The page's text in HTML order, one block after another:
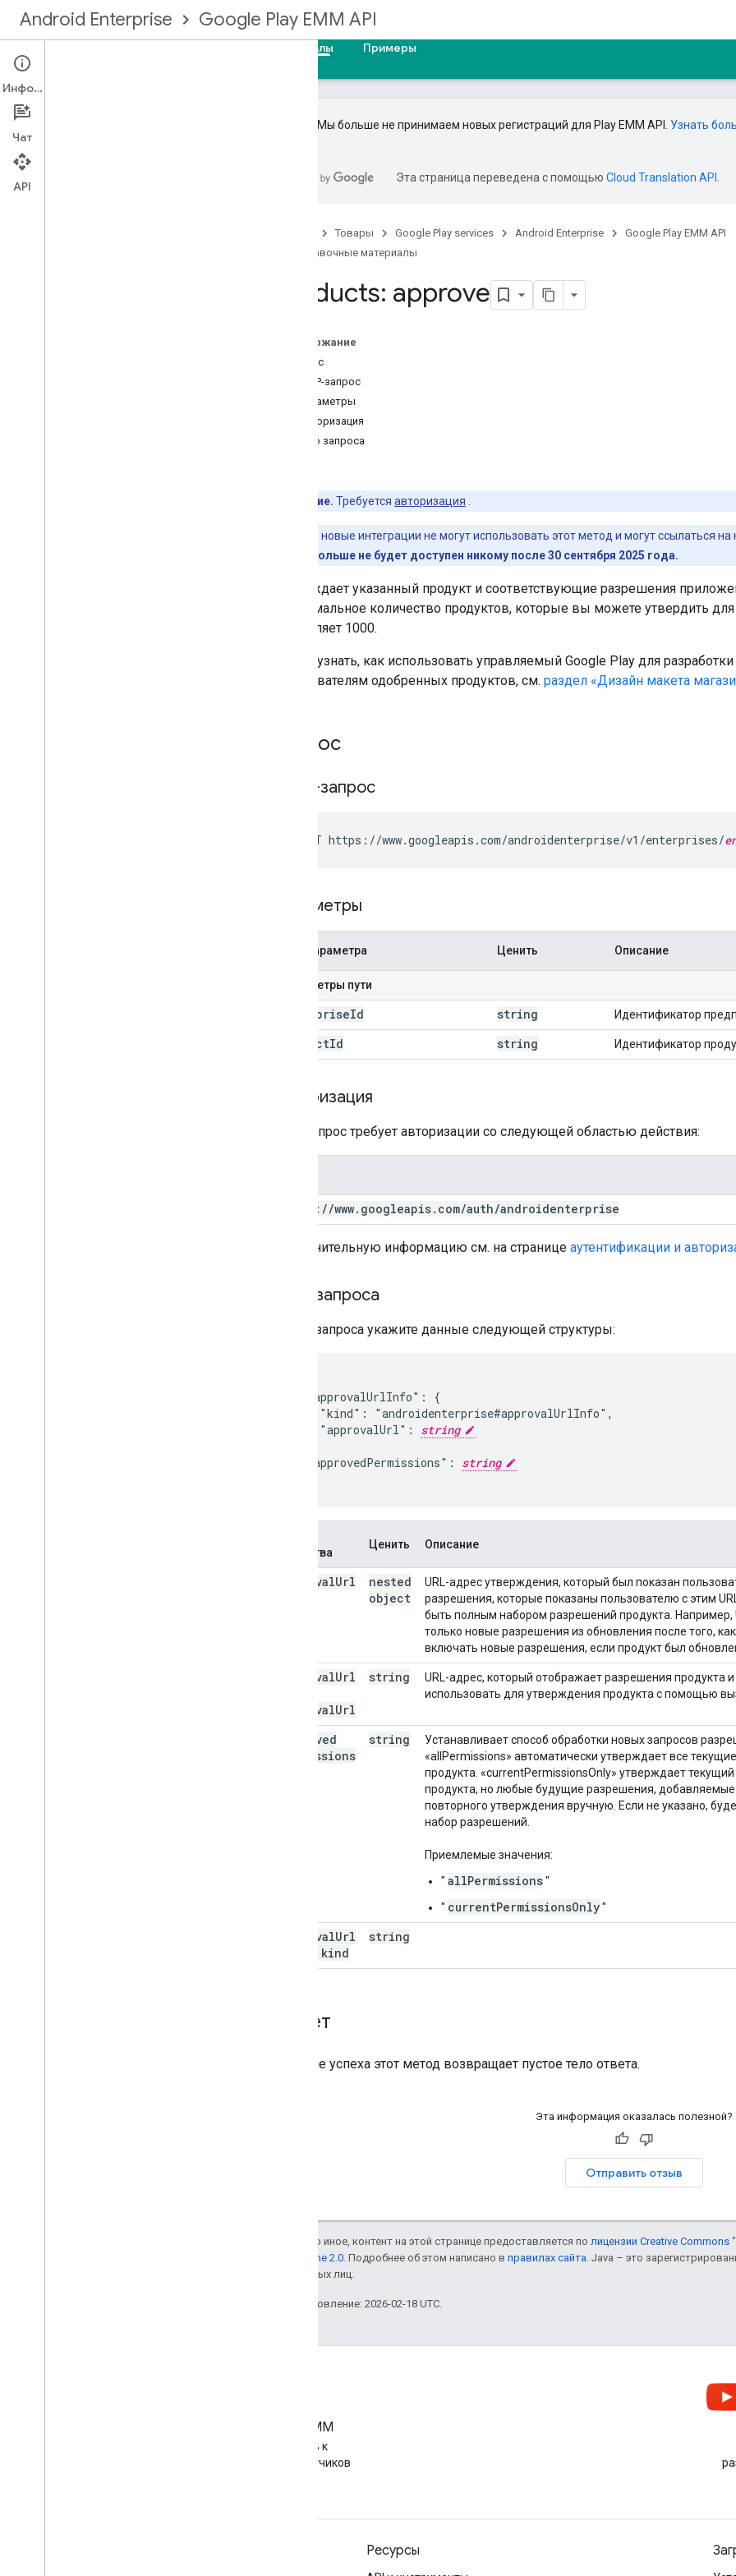
Android Enterprise Google Play EMM API
Справочные материалы Примеры
API EMM Google Play
Мы больше не принимаем новых регистраций для Play EMM API. Узнать
Эта страница переведена с помощью Cloud Translation API
Товары Google Play services Android Enterprise
Google Play EMM API
Справочные материалы
Products: approve
Содержание
Запрос
HTTP-запрос
Параметры
Авторизация
Тело запроса
Примечание. Требуется авторизация
новые интеграции не могут использовать этот метод и могут ссылаться на
Этот метод больше не будет доступен никому после 30 сентября 2025 года.
Утверждает указанный продукт и соответствующие разрешения
Максимальное количество продуктов, которые вы можете утвердить
составляет 1000.
Чтобы узнать, как использовать управляемый Google Play для
пользователям одобренных продуктов, см. раздел «Дизайн макета
Запрос
HTTP-запрос
POST https://www.googleapis.com/androidenterprise/v1/enterprises/
Параметры
Имя параметра Ценить Описание
Параметры пути
enterpriseId string Идентификатор
productId string Идентификатор
Авторизация
Этот запрос требует авторизации со следующей областью действия:
https: //www. googleapis. com/auth/androidenterprise
Дополнительную информацию см. на странице аутентификации и
Тело запроса
В теле запроса укажите данные следующей структуры:
  "approvalUrlInfo": {
    "kind": "androidenterprise#approvalUrlInfo",
    "approvalUrl":
string
  "approvedPermissions":
string
свойства
Ценить Описание
approvalUrl
nested
object
URL-адрес утверждения, который был показан
разрешения, которые показаны пользователю с этим
быть полным набором разрешений продукта.
только новые разрешения из обновления после того,
включать новые разрешения, если продукт был
approvalUrl
approvalUrl
string
URL-адрес, который отображает разрешения продукта
использовать для утверждения продукта с помощью
approved
Permissions
string
Устанавливает способ обработки новых запросов
«allPermissions» автоматически утверждает все
продукта. «currentPermissionsOnly» утверждает
продукта, но любые будущие разрешения,
повторного утверждения вручную. Если не указано,
набор разрешений.
Приемлемые значения:
" allPermissions"
" currentPermissionsOnly"
approvalUrl
kind
string
Ответ
В случае успеха этот метод возвращает пустое тело ответа.
Эта информация оказалась полезной?
Отправить отзыв
Если не указано иное, контент на этой странице предоставляется по лицензии Creative Commons
лицензии Apache 2.0 . Подробнее об этом написано в правилах сайта . Java – это
аффилированных лиц.
Последнее обновление: 2026-02-18 UTC.
Сообщество ЭММ
Присоединяйтесь к
сообществу разработчиков
Ресурсы
Информация
Чат
API